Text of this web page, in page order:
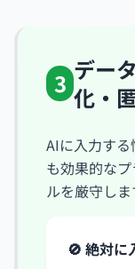
3 デー
化・
AIに入力す
も効果的な
ルを厳守しま
🚫 絶対に